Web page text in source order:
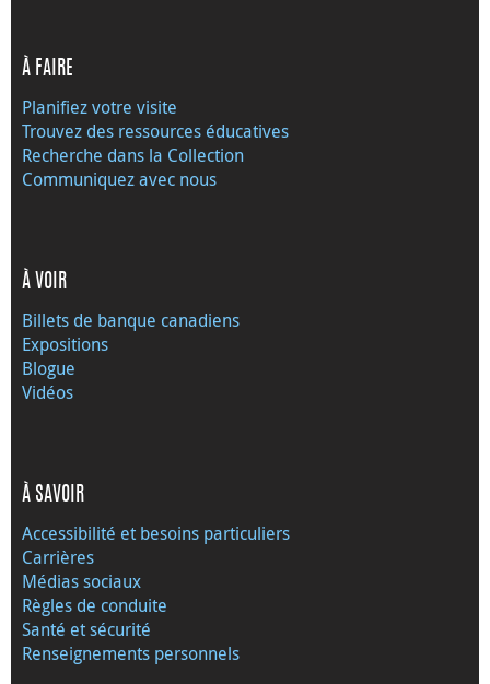
À FAIRE
Planifiez votre visite
Trouvez des ressources éducatives
Recherche dans la Collection
Communiquez avec nous
À VOIR
Billets de banque canadiens
Expositions
Blogue
Vidéos
À SAVOIR
Accessibilité et besoins particuliers
Carrières
Médias sociaux
Règles de conduite
Santé et sécurité
Renseignements personnels